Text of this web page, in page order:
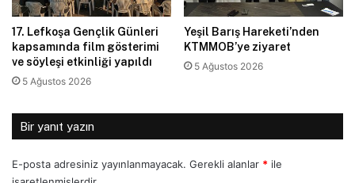
17. Lefkoşa Gençlik Günleri
kapsamında film gösterimi
ve söyleşi etkinliği yapıldı
5 Ağustos 2026
Yeşil Barış Hareketi’nden
KTMMOB’ye ziyaret
5 Ağustos 2026
Bir yanıt yazın
E-posta adresiniz yayınlanmayacak. Gerekli alanlar * ile